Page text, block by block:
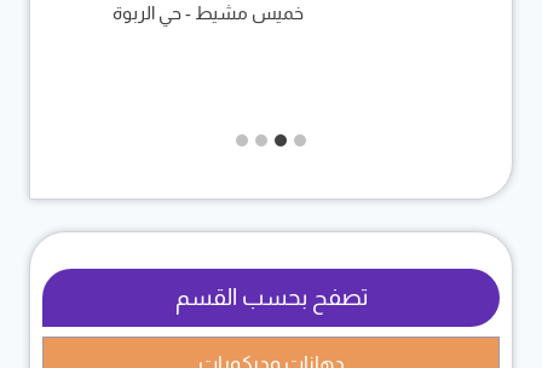
خميس مشيط - حي الربوة
تصفح بحسب القسم